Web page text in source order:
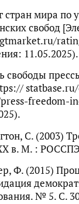
стран мира по
свобод
11.05.2025).
свободы
freedom-
С. (2003)
в. М. :
Ф. (2015)
№ 5. С.